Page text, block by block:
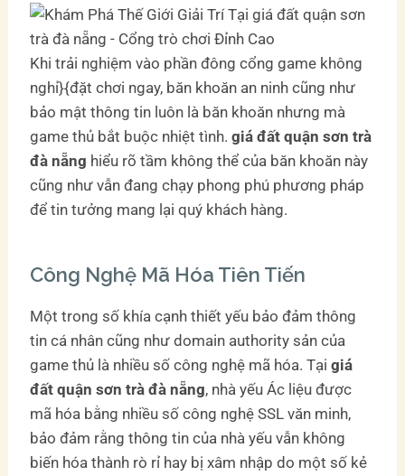
Khi trải nghiệm vào phần đông cổng game không
nghỉ}{đặt chơi ngay, băn khoăn an ninh cũng như
bảo mật thông tin luôn là băn khoăn nhưng mà
game thủ bắt buộc nhiệt tình.giá đất quận sơn trà
đà nẵng hiểu rõ tầm không thể của băn khoăn này
cũng như vẫn đang chạy phong phú phương pháp
để tin tưởng mang lại quý khách hàng.
Công Nghệ Mã Hóa Tiên Tiến
Một trong số khía cạnh thiết yếu bảo đảm thông
tin cá nhân cũng như domain authority sản của
game thủ là nhiều số công nghệ mã hóa. Tạigiá
đất quận sơn trà đà nẵng, nhà yếu Ác liệu được
mã hóa bằng nhiều số công nghệ SSL văn minh,
bảo đảm rằng thông tin của nhà yếu vẫn không
biến hóa thành rò rỉ hay bị xâm nhập do một số kẻ